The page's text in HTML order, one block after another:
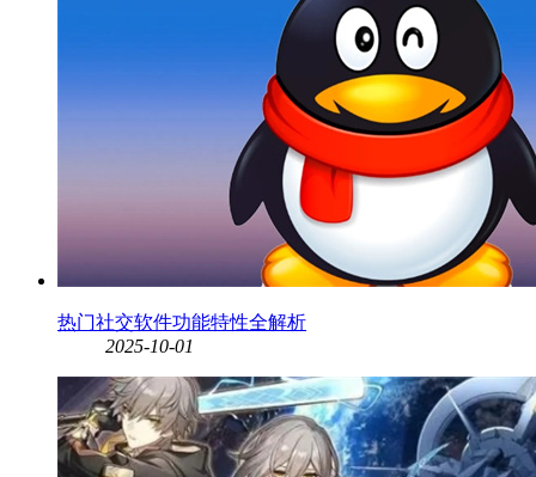
热门社交软件功能特性全解析
2025-10-01